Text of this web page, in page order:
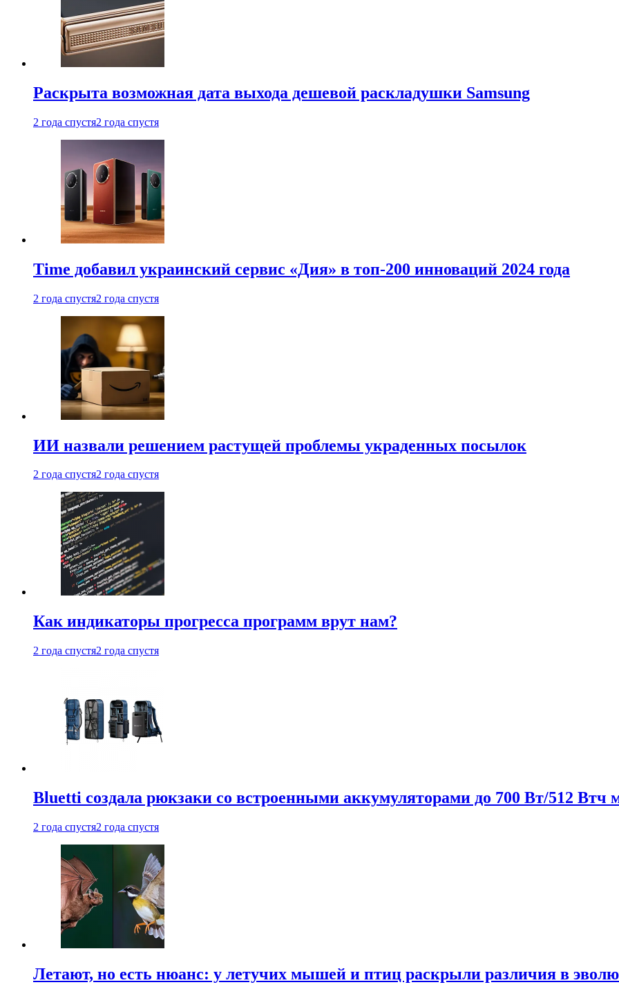
Раскрыта возможная дата выхода дешевой раскладушки Samsung
2 года спустя2 года спустя
Time добавил украинский сервис «Дия» в топ-200 инноваций 2024 года
2 года спустя2 года спустя
ИИ назвали решением растущей проблемы украденных посылок
2 года спустя2 года спустя
Как индикаторы прогресса программ врут нам?
2 года спустя2 года спустя
Bluetti создала рюкзаки со встроенными аккумуляторами до 700 Вт/512 Втч
2 года спустя2 года спустя
Летают, но есть нюанс: у летучих мышей и птиц раскрыли различия в